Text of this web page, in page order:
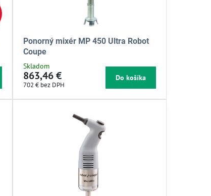
Ponorný mixér MP 450 Ultra Robot
Coupe
Skladom
863,46 €
702 € bez DPH
Do košíka